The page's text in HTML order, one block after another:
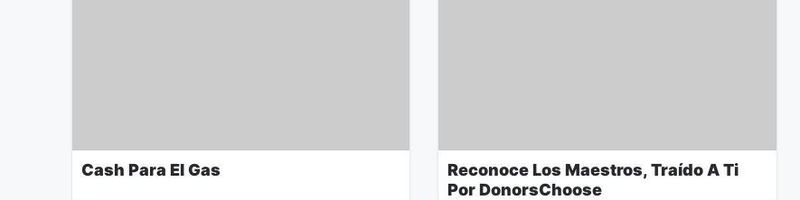
Cash Para El Gas
Reconoce Los Maestros, Traído A Ti
Por DonorsChoose